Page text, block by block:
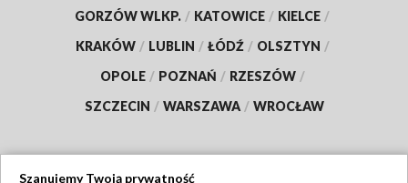
GORZÓW WLKP. / KATOWICE / KIELCE /
KRAKÓW / LUBLIN / ŁÓDŹ / OLSZTYN /
OPOLE / POZNAŃ / RZESZÓW /
SZCZECIN / WARSZAWA / WROCŁAW
Szanujemy Twoją prywatność